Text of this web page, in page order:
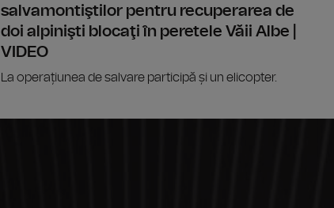
salvamontiştilor pentru recuperarea de
doi alpinişti blocaţi în peretele Văii Albe |
VIDEO
La operațiunea de salvare participă și un elicopter.